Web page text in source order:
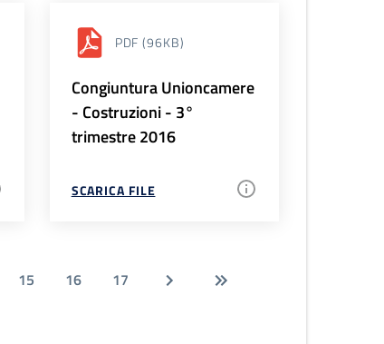
PDF (96KB)
Congiuntura Unioncamere
- Costruzioni - 3°
trimestre 2016
SCARICA FILE
15 16 17